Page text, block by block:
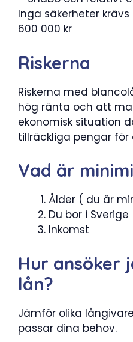
Inga säkerheter
600 000 kr
Riskerna
Riskerna med
hög ränta och att
ekonomisk situation
tillräckliga pengar
Vad är
Ålder ( du är
Du bor i Sverige
Inkomst
Hur ansöker
lån?
Jämför olika
passar dina behov.